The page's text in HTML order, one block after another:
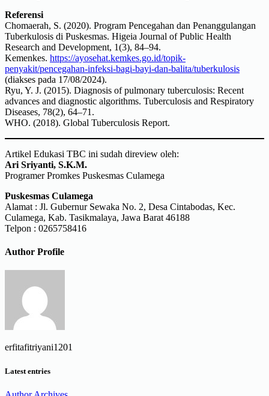
Referensi
Chomaerah, S. (2020). Program Pencegahan dan Penanggulangan
Tuberkulosis di Puskesmas. Higeia Journal of Public Health
Research and Development, 1(3), 84–94.
Kemenkes. https://ayosehat.kemkes.go.id/topik-
penyakit/pencegahan-infeksi-bagi-bayi-dan-balita/tuberkulosis
(diakses pada 17/08/2024).
Ryu, Y. J. (2015). Diagnosis of pulmonary tuberculosis: Recent
advances and diagnostic algorithms. Tuberculosis and Respiratory
Diseases, 78(2), 64–71.
WHO. (2018). Global Tuberculosis Report.
Artikel Edukasi TBC ini sudah direview oleh:
Ari Sriyanti, S.K.M.
Programer Promkes Puskesmas Culamega
Puskesmas Culamega
Alamat : Jl. Gubernur Sewaka No. 2, Desa Cintabodas, Kec.
Culamega, Kab. Tasikmalaya, Jawa Barat 46188
Telpon : 0265758416
Author Profile
erfitafitriyani1201
Latest entries